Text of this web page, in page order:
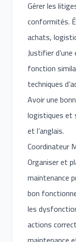
Gérer les
conformités.
achats,
Justifier
fonction
techniques
Avoir une
logistiques et
et l’anglais.
Coordinateur
Organiser et
maintenance
bon
les
actions